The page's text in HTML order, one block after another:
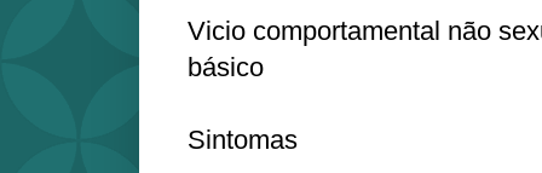
Vicio comportamental não
básico
Sintomas